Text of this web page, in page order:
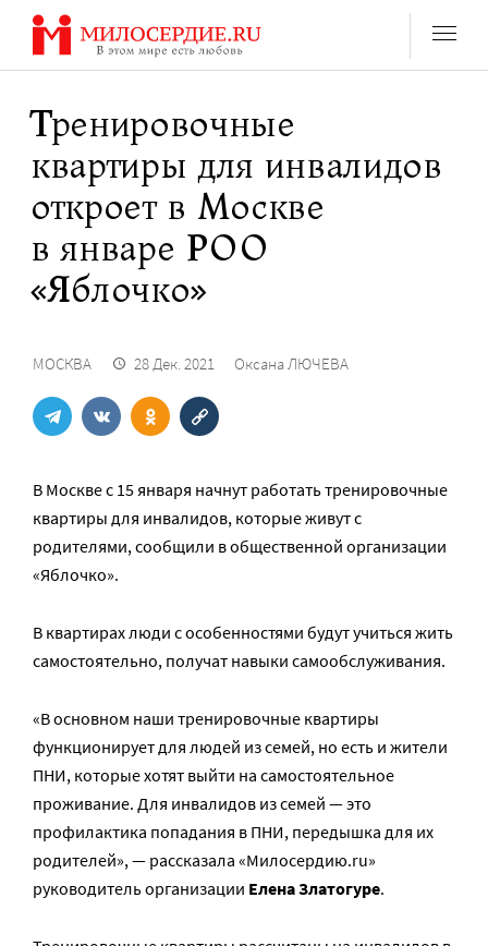
Перейти
содержанию
Тренировочные
квартиры для инвалидов
откроет в Москве
в январе РОО
«Яблочко»
МОСКВА 28 Дек. 2021 Оксана ЛЮЧЕВА
В Москве с 15 января начнут работать тренировочные
квартиры для инвалидов, которые живут с
родителями, сообщили в общественной организации
«Яблочко».
В квартирах люди с особенностями будут учиться жить
самостоятельно, получат навыки самообслуживания.
«В основном наши тренировочные квартиры
функционирует для людей из семей, но есть и жители
ПНИ, которые хотят выйти на самостоятельное
проживание. Для инвалидов из семей — это
профилактика попадания в ПНИ, передышка для их
родителей», — рассказала «Милосердию.ru»
руководитель организации Елена Златогуре.